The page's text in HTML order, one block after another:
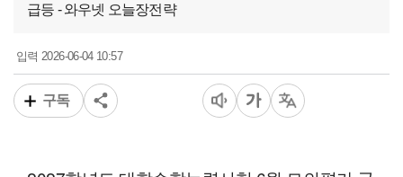
급등 - 와우넷 오늘장전략
입력2026-06-04 10:57
구독